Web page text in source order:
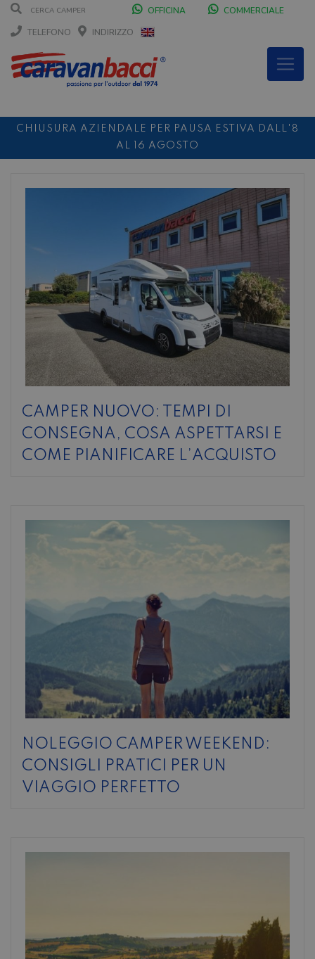
OFFICINA
COMMERCIALE
TELEFONO
INDIRIZZO
CHIUSURA AZIENDALE PER PAUSA ESTIVA DALL'8
AL 16 AGOSTO
SABATO POMERIGGIO
NOLEGGIO ENTRO IL 31.08
PER I
NOLEGGI DI SETTEMBRE
CAMPER NUOVO: TEMPI DI
CONSEGNA, COSA ASPETTARSI E
COME PIANIFICARE L’ACQUISTO
NOLEGGIO CAMPER WEEKEND:
CONSIGLI PRATICI PER UN
VIAGGIO PERFETTO